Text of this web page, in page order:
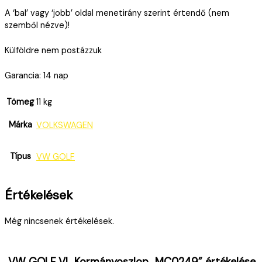
A ‘bal’ vagy ‘jobb’ oldal menetirány szerint értendő (nem
szemből nézve)!
Külföldre nem postázzuk
Garancia: 14 nap
Tömeg 11 kg
Márka VOLKSWAGEN
Típus VW GOLF
Értékelések
Még nincsenek értékelések.